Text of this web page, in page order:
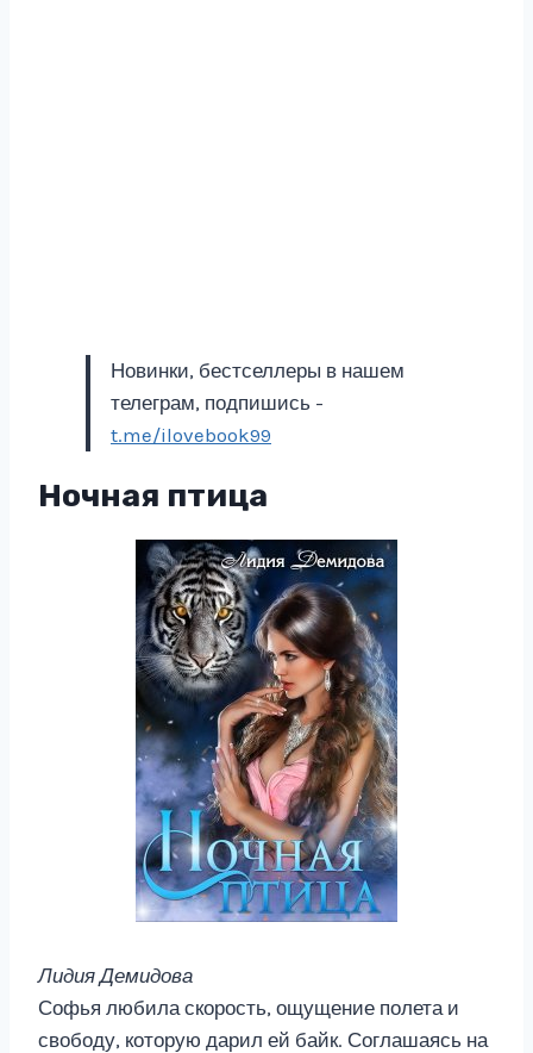
Новинки, бестселлеры в нашем
телеграм, подпишись -
t.me/ilovebook99
Ночная птица
Лидия Демидова
Софья любила скорость, ощущение полета и
свободу, которую дарил ей байк. Соглашаясь на